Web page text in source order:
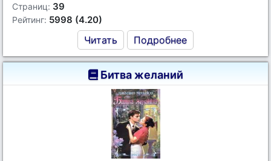
Страниц: 39
Рейтинг: 5998 (4.20)
Читать Подробнее
Битва желаний